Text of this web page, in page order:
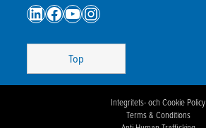
LinkedIn
Facebook
YouTube
Instagram
Top
Integritets- och Cookie Policy
Terms & Conditions